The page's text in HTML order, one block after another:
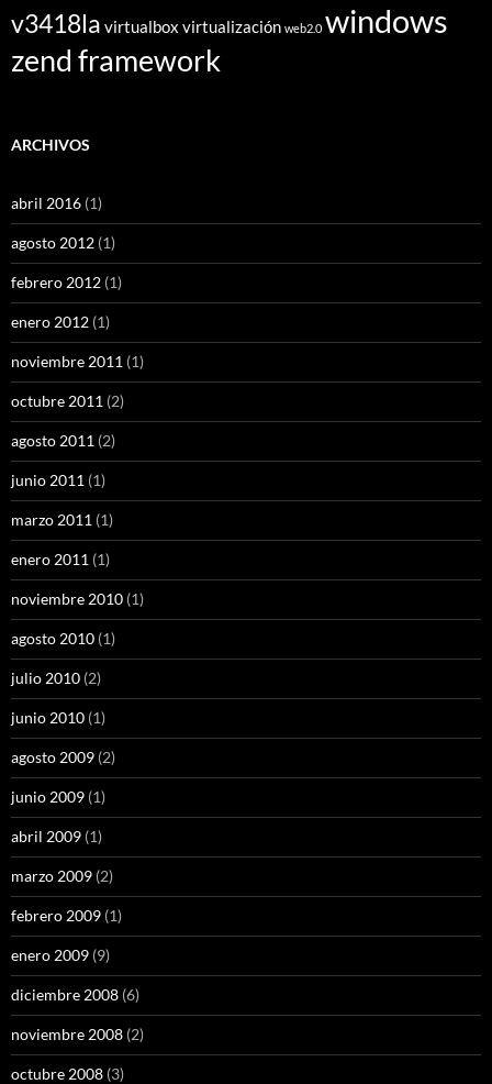
v3418la virtualbox virtualización web2.0 windows
zend framework
ARCHIVOS
abril 2016 (1)
agosto 2012 (1)
febrero 2012 (1)
enero 2012 (1)
noviembre 2011 (1)
octubre 2011 (2)
agosto 2011 (2)
junio 2011 (1)
marzo 2011 (1)
enero 2011 (1)
noviembre 2010 (1)
agosto 2010 (1)
julio 2010 (2)
junio 2010 (1)
agosto 2009 (2)
junio 2009 (1)
abril 2009 (1)
marzo 2009 (2)
febrero 2009 (1)
enero 2009 (9)
diciembre 2008 (6)
noviembre 2008 (2)
octubre 2008 (3)